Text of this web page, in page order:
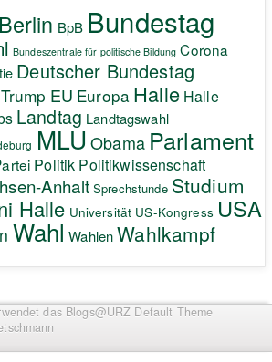
Berlin BpB Bundestag
Bundeszentrale für politische Bildung Corona
Deutscher Bundestag
EU Europa Halle Halle
Landtag Landtagswahl
MLU Obama Parlament
Politik Politikwissenschaft
Anhalt Sprechstunde Studium
Halle Universität US-Kongress USA
Wahl Wahlen Wahlkampf
das Blogs@URZ Default Theme